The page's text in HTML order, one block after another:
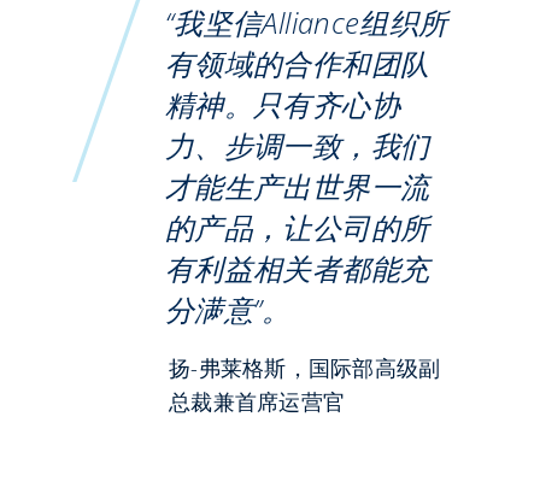
“我坚信Alliance组织所
有领域的合作和团队
精神。只有齐心协
力、步调一致，我们
才能生产出世界一流
的产品，让公司的所
有利益相关者都能充
分满意”。
扬-弗莱格斯，国际部高级副
总裁兼首席运营官